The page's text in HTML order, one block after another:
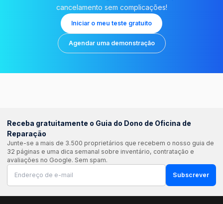
cancelamento sem complicações!
Agendar uma demonstração
Iniciar o meu teste gratuito
Receba gratuitamente o Guia do Dono de Oficina de
Reparação
Junte-se a mais de 3.500 proprietários que recebem o nosso guia de
32 páginas e uma dica semanal sobre inventário, contratação e
avaliações no Google. Sem spam.
Subscrever